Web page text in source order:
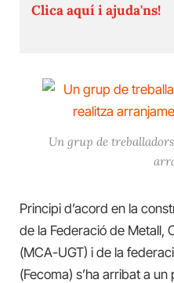
Clica aquí i ajuda'ns!
Un grup de
Principi d’acord en la
de la Federació de Metall,
(MCA-UGT) i de la
(Fecoma) s’ha arribat a